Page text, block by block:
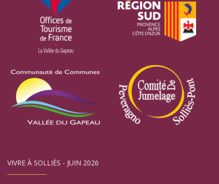
VIVRE À SOLLIÈS - JUIN 2026